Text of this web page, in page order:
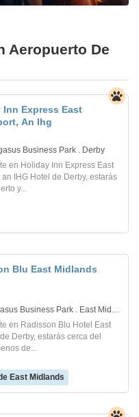
Aeropuerto De
Inn Express East
An Ihg
Business Park . Derby
en Holiday Inn Express East
IHG Hotel de Derby, estarás
y...
Blu East Midlands
Herald Way, Pegasus Business Park . East Midlands Airport
en Radisson Blu Hotel East
Derby, estarás cerca del
de...
East Midlands